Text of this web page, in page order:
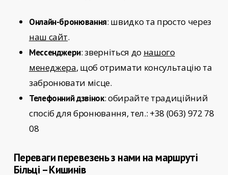
Онлайн-бронювання: швидко та просто через
наш сайт.
Мессенджери: зверніться до нашого
менеджера, щоб отримати консультацію та
забронювати місце.
Телефонний дзвінок: обирайте традиційний
спосіб для бронювання, тел.: +38 (063) 972 78
08
Переваги перевезень з нами на маршруті
Більці – Кишинів